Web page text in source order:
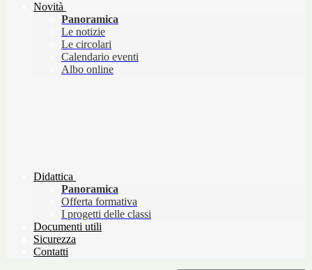
Novità
Panoramica
Le notizie
Le circolari
Calendario eventi
Albo online
Didattica
Panoramica
Offerta formativa
I progetti delle classi
Documenti utili
Sicurezza
Contatti